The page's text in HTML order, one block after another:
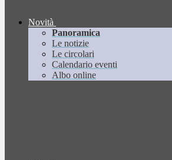
Novità
Panoramica
Le notizie
Le circolari
Calendario eventi
Albo online